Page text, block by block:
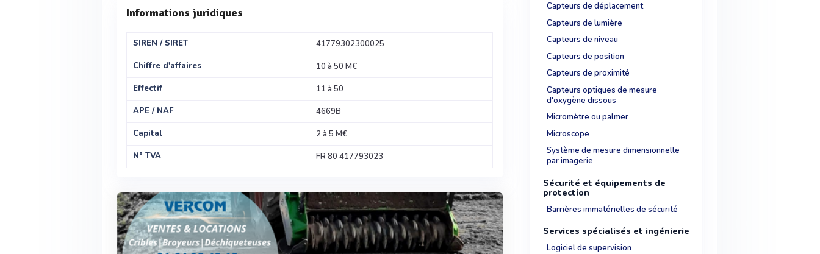
Informations juridiques
SIREN / SIRET
41779302300025
Chiffre d'affaires
10 à 50 M€
Effectif
11 à 50
APE / NAF
4669B
Capital
2 à 5 M€
N° TVA
FR 80 417793023
Capteurs de déplacement
Capteurs de lumière
Capteurs de niveau
Capteurs de position
Capteurs de proximité
Capteurs optiques de mesure
d'oxygène dissous
Micromètre ou palmer
Microscope
Système de mesure dimensionnelle
par imagerie
Sécurité et équipements de
protection
Barrières immatérielles de sécurité
Services spécialisés et ingénierie
Logiciel de supervision